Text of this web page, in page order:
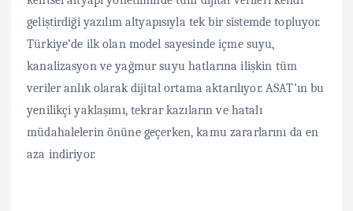
geliştirdiği yazılım altyapısıyla tek bir sistemde topluyor.
Türkiye’de ilk olan model sayesinde içme suyu,
kanalizasyon ve yağmur suyu hatlarına ilişkin tüm
veriler anlık olarak dijital ortama aktarılıyor. ASAT’ın bu
yenilikçi yaklaşımı, tekrar kazıların ve hatalı
müdahalelerin önüne geçerken, kamu zararlarını da en
aza indiriyor.